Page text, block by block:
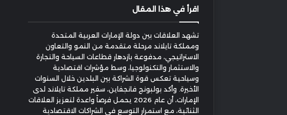
اقرأ في هذا المقال
تشهد العلاقات بين دولة الإمارات العربية المتحدة
ومملكة تايلاند مرحلة متقدمة من النمو والتعاون
الاستراتيجي، مدفوعة بازدهار قطاعات السياحة والتجارة
والاستثمار والتكنولوجيا، وسط مؤشرات اقتصادية
وسياحية تعكس قوة الشراكة بين البلدين خلال السنوات
الأخيرة. وأكد بولبونج فانجفاين، سفير مملكة تايلاند لدى
الإمارات، أن عام 2026 يحمل فرصاً واعدة لتعزيز العلاقات
الثنائية، مع استمرار التوسع في الشراكات الاقتصادية